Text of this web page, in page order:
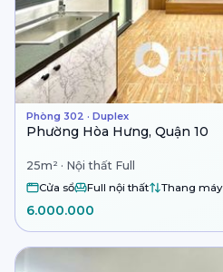
Phòng 302 · Duplex
Phường Hòa Hưng, Quận 10
25m² · Nội thất Full
Cửa sổ Full nội thất Thang máy
6.000.000